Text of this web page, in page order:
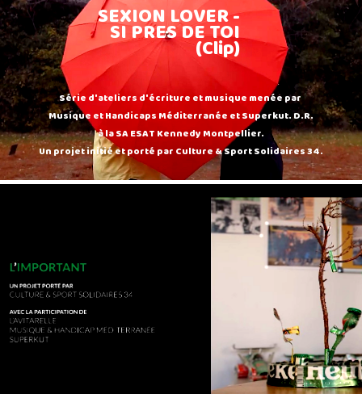
SEXION LOVER -
SI PRES DE TOI
(Clip)
Série d'ateliers d'écriture et musique menée par
Musique et Handicaps Méditerranée et Superkut. D.R.
à la SA ESAT Kennedy Montpellier.
Un projet initié et porté par Culture & Sport Solidaires 34.